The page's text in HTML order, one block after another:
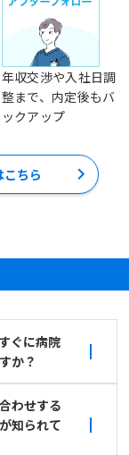
年収交渉や入社日調
整まで、内定後もバ
ックアップ
ちら
ぐに病院
か？
わせする
知られて